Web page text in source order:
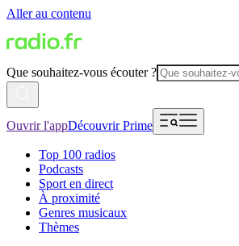
Aller au contenu
Que souhaitez-vous écouter ?
Ouvrir l'appDécouvrir Prime
Top 100 radios
Podcasts
Sport en direct
À proximité
Genres musicaux
Thèmes